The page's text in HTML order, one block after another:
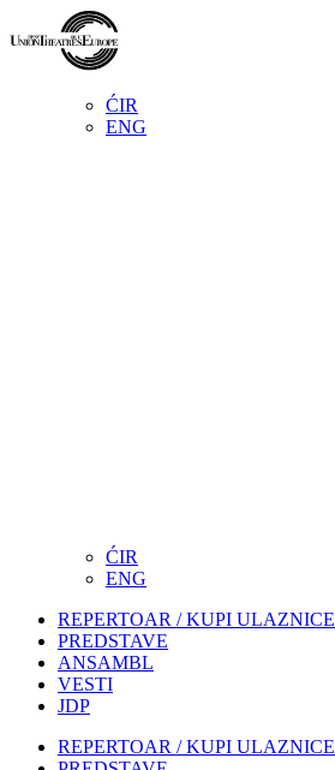
ĆIR
ENG
ĆIR
ENG
REPERTOAR / KUPI ULAZNICE
PREDSTAVE
ANSAMBL
VESTI
JDP
REPERTOAR / KUPI ULAZNICE